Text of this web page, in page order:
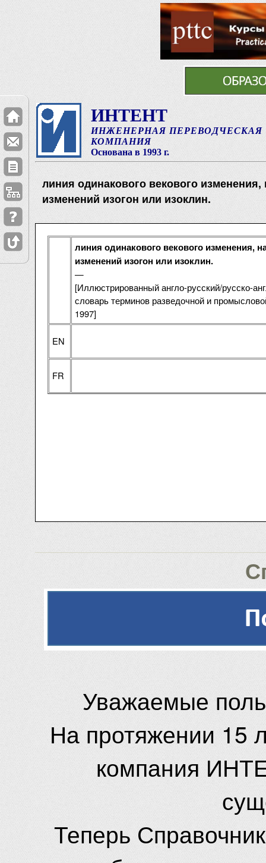
ИНТЕНТ
ИНЖЕНЕРНАЯ ПЕРЕВОДЧЕСКАЯ
КОМПАНИЯ
Основана в 1993 г.
линия одинакового векового
изменений изогон или изоклин.
линия одинакового векового изменения,
изменений изогон или изоклин.
—
[Иллюстрированный англо-русский/русско-
словарь терминов разведочной и
1997]
EN
FR
Уважаемые
На протяжении 15
компания
Теперь